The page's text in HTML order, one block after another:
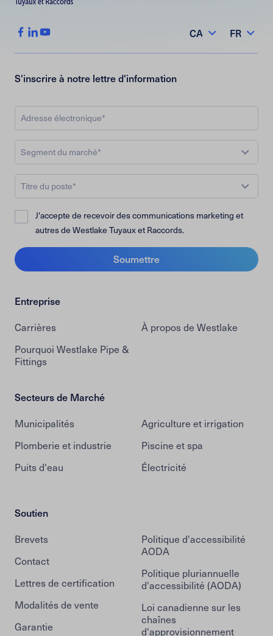
CA FR
S'inscrire à notre lettre d'information
Segment du marché*
Titre du poste*
J'accepte de recevoir des communications marketing et
autres de Westlake Tuyaux et Raccords.
Soumettre
Entreprise
Carrières
Pourquoi Westlake Pipe &
Fittings
À propos de Westlake
Secteurs de Marché
Municipalités
Plomberie et industrie
Puits d'eau
Agriculture et irrigation
Piscine et spa
Électricité
Soutien
Brevets
Contact
Lettres de certification
Modalités de vente
Garantie
Politique d'accessibilité
AODA
Politique pluriannuelle
d'accessibilité (AODA)
Loi canadienne sur les
chaînes
d'approvisionnement